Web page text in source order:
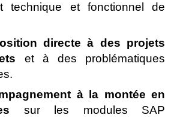
technique et fonctionnel de
directe à des projets
et à des problématiques
à la montée en
sur les modules SAP